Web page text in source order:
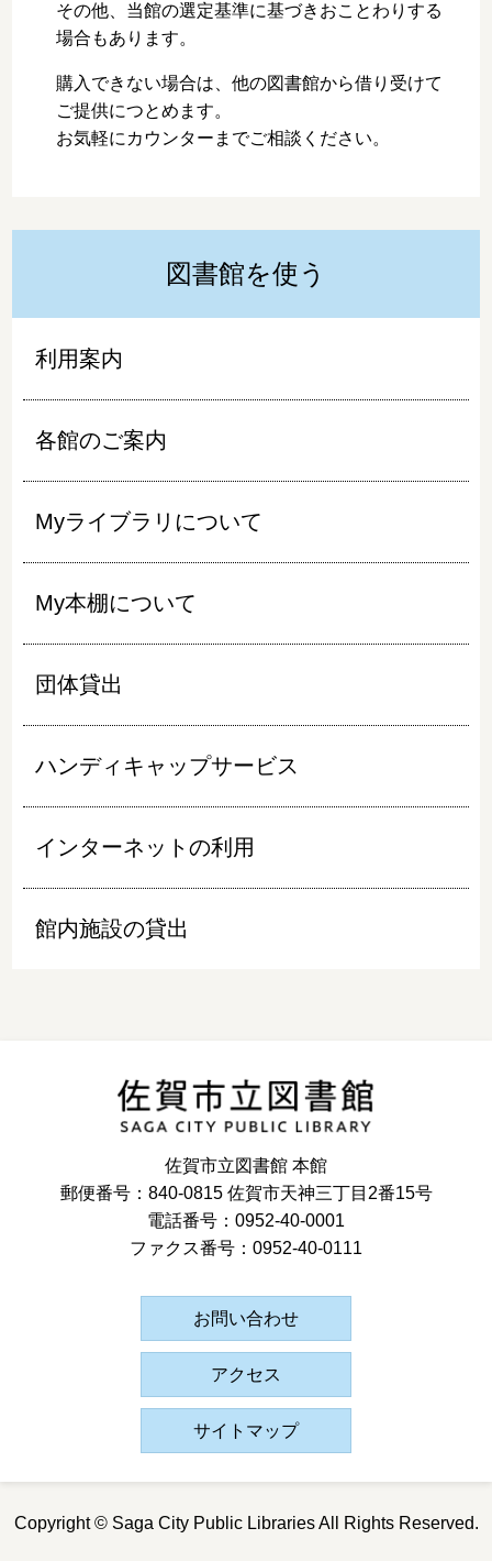
その他、当館の選定基準に基づきおことわりする
場合もあります。
購入できない場合は、他の図書館から借り受けて
ご提供につとめます。
お気軽にカウンターまでご相談ください。
図書館を使う
利用案内
各館のご案内
Myライブラリについて
My本棚について
団体貸出
ハンディキャップサービス
インターネットの利用
館内施設の貸出
佐賀市立図書館 本館
郵便番号：840-0815 佐賀市天神三丁目2番15号
電話番号：0952-40-0001
ファクス番号：0952-40-0111
お問い合わせ
アクセス
サイトマップ
Copyright © Saga City Public Libraries All Rights Reserved.